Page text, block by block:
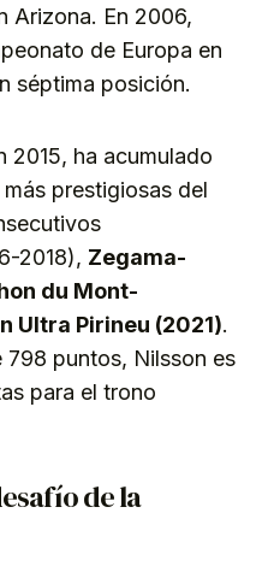
Arizona. En 2006,
de Europa en
séptima posición.
2015, ha acumulado
prestigiosas del
2018), Zegama-
du Mont-
Ultra Pirineu (2021).
798 puntos, Nilsson es
para el trono
de la